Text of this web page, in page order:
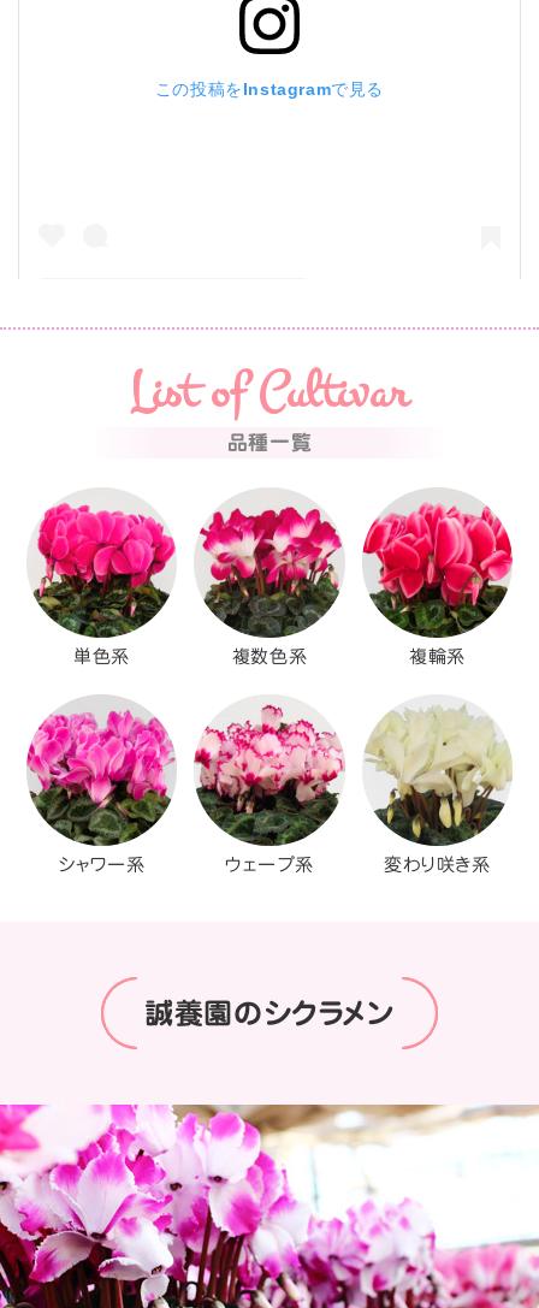
この投稿をInstagramで見る
List of Cultivar
品種一覧
単色系 複数色系 複輪系
シャワー系 ウェーブ系 変わり咲き系
誠養園のシクラメン